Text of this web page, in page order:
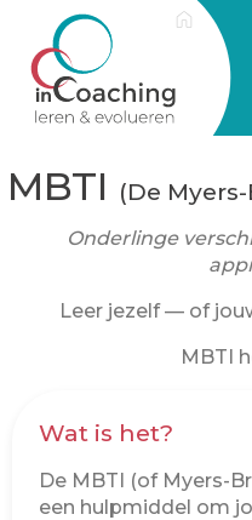
MBTI (De
Onderlinge
Leer jezelf — of
MBTI
Wat is het?
De MBTI (of Myers-
een hulpmiddel om